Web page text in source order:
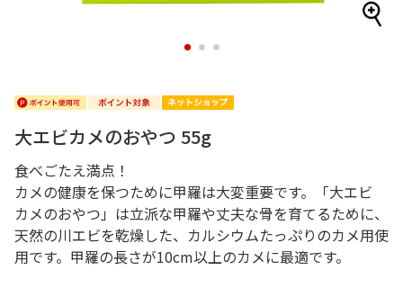
1 2 3
大エビカメのおやつ 55g
食べごたえ満点！
カメの健康を保つために甲羅は大変重要です。「大エビ
カメのおやつ」は立派な甲羅や丈夫な骨を育てるために、
天然の川エビを乾燥した、カルシウムたっぷりのカメ用使
用です。甲羅の長さが10cm以上のカメに最適です。